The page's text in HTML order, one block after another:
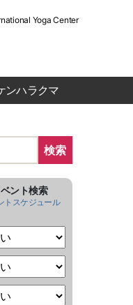
Yoga Center
ンハラクマ
検索
ント検索
トスケジュール